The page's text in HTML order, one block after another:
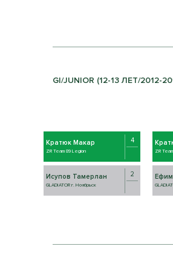
GI/JUNIOR (12-13 ЛЕТ/2012-
Кратюк Макар
ZR Team 89 Legion
4
Исупов Тамерлан
GLADIATOR г. Ноябрьск
2
ZR